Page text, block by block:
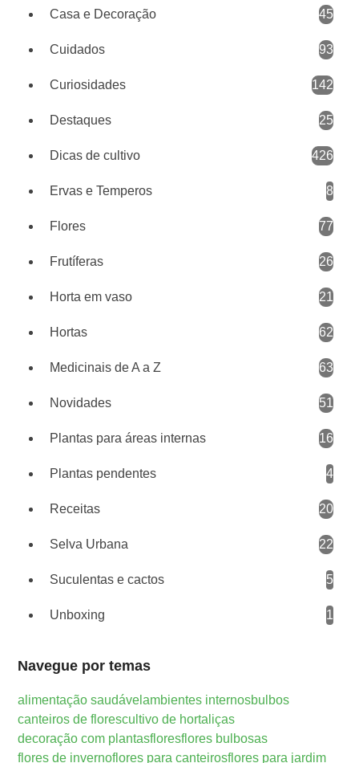
Casa e Decoração 45
Cuidados 93
Curiosidades 142
Destaques 25
Dicas de cultivo 426
Ervas e Temperos 8
Flores 77
Frutíferas 26
Horta em vaso 21
Hortas 62
Medicinais de A a Z 63
Novidades 51
Plantas para áreas internas 16
Plantas pendentes 4
Receitas 20
Selva Urbana 22
Suculentas e cactos 5
Unboxing 1
Navegue por temas
alimentação saudávelambientes internosbulbos
canteiros de florescultivo de hortaliças
decoração com plantasfloresflores bulbosas
flores de invernoflores para canteirosflores para jardim